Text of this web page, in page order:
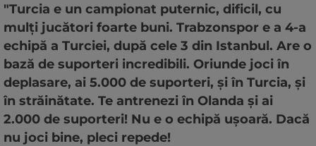
"Turcia e un campionat puternic, dificil, cu
mulți jucători foarte buni. Trabzonspor e a 4-a
echipă a Turciei, după cele 3 din Istanbul. Are o
bază de suporteri incredibili. Oriunde joci în
deplasare, ai 5.000 de suporteri, și în Turcia, și
în străinătate. Te antrenezi în Olanda și ai
2.000 de suporteri! Nu e o echipă ușoară. Dacă
nu joci bine, pleci repede!